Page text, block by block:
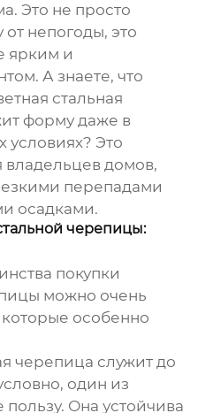
Это не просто
непогоды, это
ярким и
А знаете, что
стальная
форму даже в
условиях? Это
домов,
перепадами
осадками.
черепицы:
покупки
можно очень
особенно
черепица служит до
один из
пользу. Она устойчива